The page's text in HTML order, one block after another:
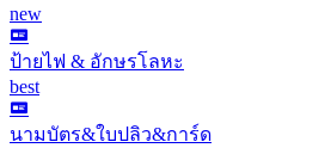
new
ป้ายไฟ & อักษรโลหะ
best
นามบัตร&ใบปลิว&การ์ด